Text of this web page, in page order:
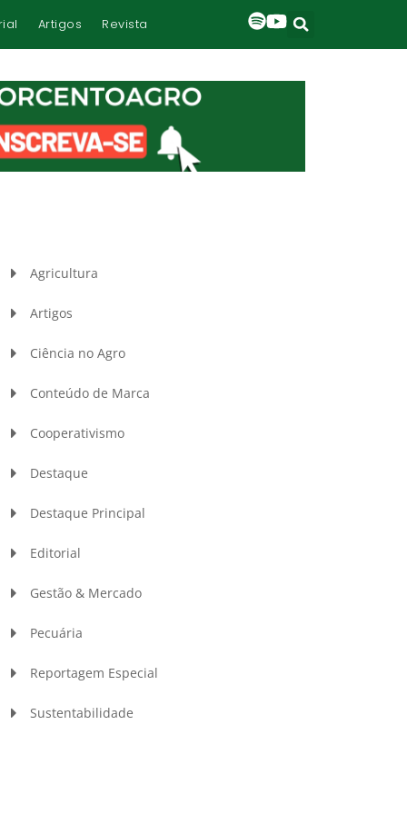
Artigos Revista
Agricultura
Artigos
Ciência no Agro
Conteúdo de Marca
Cooperativismo
Destaque
Destaque Principal
Editorial
Gestão & Mercado
Pecuária
Reportagem Especial
Sustentabilidade